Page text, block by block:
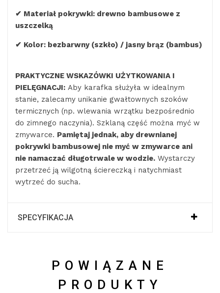
✔ Materiał pokrywki: drewno bambusowe z
uszczelką
✔ Kolor: bezbarwny (szkło) / jasny brąz (bambus)
PRAKTYCZNE WSKAZÓWKI UŻYTKOWANIA I
PIELĘGNACJI: Aby karafka służyła w idealnym
stanie, zalecamy unikanie gwałtownych szoków
termicznych (np. wlewania wrzątku bezpośrednio
do zimnego naczynia). Szklaną część można myć w
zmywarce. Pamiętaj jednak, aby drewnianej
pokrywki bambusowej nie myć w zmywarce ani
nie namaczać długotrwale w wodzie. Wystarczy
przetrzeć ją wilgotną ściereczką i natychmiast
wytrzeć do sucha.
SPECYFIKACJA
POWIĄZANE
PRODUKTY